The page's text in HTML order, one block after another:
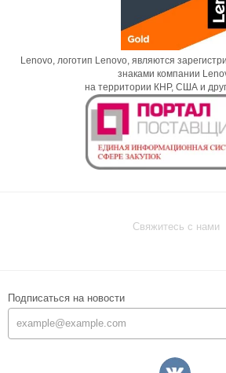
Lenovo, логотип Lenovo, являются
знаками компании
на территории КНР, США и
Свяжитесь с нами
Подписаться на новости